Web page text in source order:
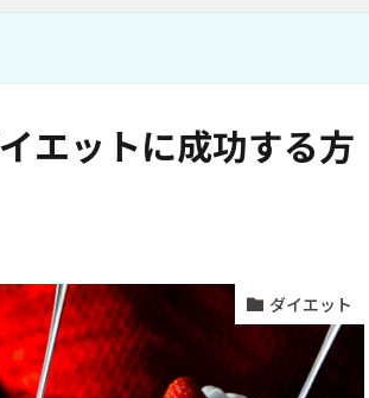
エットに成功する方
ダイエット